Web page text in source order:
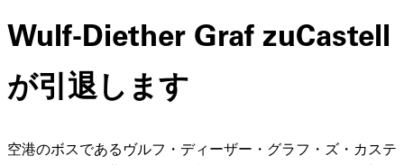
Wulf-Diether Graf zuCastell
が引退します
空港のボスであるヴルフ・ディーザー・グラフ・ズ・カステ